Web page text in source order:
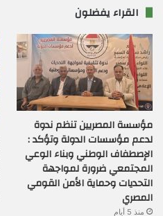
القراء يفضلون
مؤسسة المصريين تنظم ندوة
لدعم مؤسسات الدولة وتؤكد :
الإصطفاف الوطني وبناء الوعي
المجتمعي ضرورة لمواجهة
التحديات وحماية الأمن القومي
المصري
منذ 5 أيام